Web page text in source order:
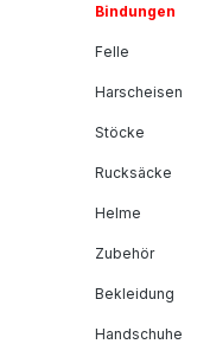
Bindungen
Felle
Harscheisen
Stöcke
Rucksäcke
Helme
Zubehör
Bekleidung
Handschuhe